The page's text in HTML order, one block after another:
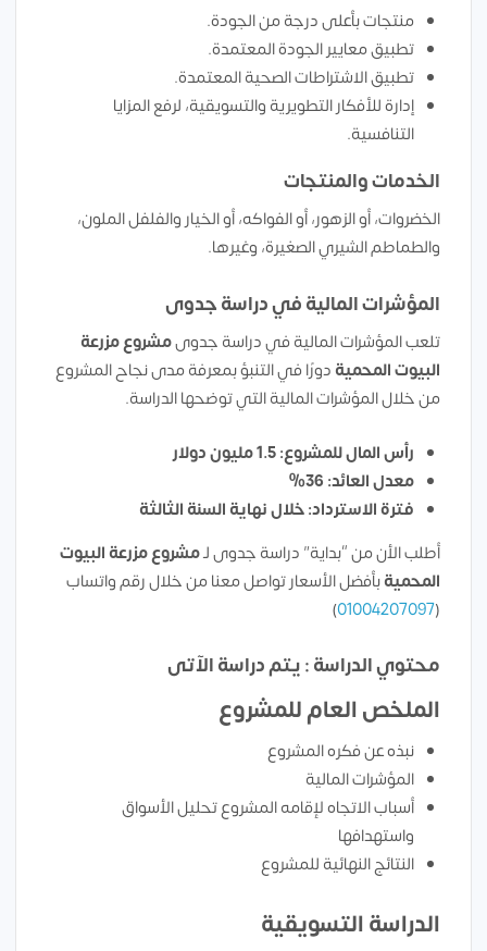
منتجات بأعلى درجة من الجودة.
تطبيق معايير الجودة المعتمدة.
تطبيق الاشتراطات الصحية المعتمدة.
إدارة للأفكار التطويرية والتسويقية، لرفع المزايا
التنافسية.
الخدمات والمنتجات
الخضروات، أو الزهور، أو الفواكه، أو الخيار والفلفل الملون،
والطماطم الشيري الصغيرة، وغيرها.
المؤشرات المالية في دراسة جدوى
تلعب المؤشرات المالية في دراسة جدوىمشروع مزرعة
البيوت المحمية دورًا في التنبؤ بمعرفة مدى نجاح المشروع
من خلال المؤشرات المالية التي توضحها الدراسة.
رأس المال للمشروع: 1.5 مليون دولار
معدل العائد: 36%
فترة الاسترداد: خلال نهاية السنة الثالثة
أطلب الأن من “بداية” دراسة جدوى لـمشروع مزرعة البيوت
المحميةبأفضل الأسعار تواصل معنا من خلال رقم واتساب
(
01004207097
)
محتوي الدراسة : يتم دراسة الآتى
الملخص العام للمشروع
نبذه عن فكره المشروع
المؤشرات المالية
أسباب الاتجاه لإقامه المشروع تحليل الأسواق
واستهدافها
النتائج النهائية للمشروع
الدراسة التسويقية